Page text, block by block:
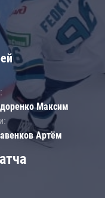
Максим
Артём